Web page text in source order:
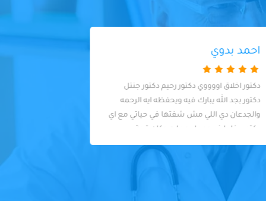
ايمان شعيب
دكتور ممتاز ربنا يبارك فيهويحفظه